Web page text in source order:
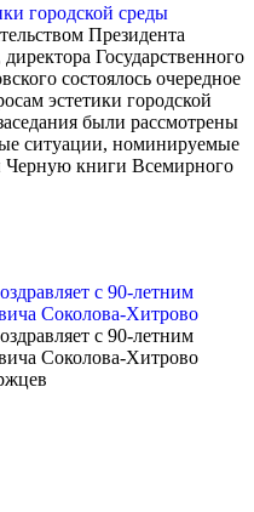
городской среды
Президента
Государственного
состоялось очередное
эстетики городской
были рассмотрены
ситуации, номинируемые
Черную книги Всемирного
с 90-летним
Соколова-Хитрово
с 90-летним
Соколова-Хитрово